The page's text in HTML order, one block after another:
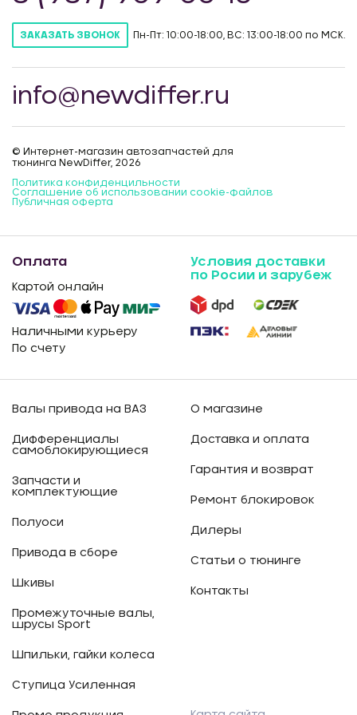
ЗАКАЗАТЬ ЗВОНОК Пн-Пт: 10:00-18:00, ВС: 13:00-18:00 по МСК.
info@newdiffer.ru
© Интернет-магазин автозапчастей для
тюнинга NewDiffer, 2026
Политика конфиденцильности
Соглашение об использовании cookie-файлов
Публичная оферта
Оплата
Картой онлайн
Наличными курьеру
По счету
Условия доставки
по Росии и зарубеж
Валы привода на ВАЗ
Дифференциалы
самоблокирующиеся
Запчасти и
комплектующие
Полуоси
Привода в сборе
Шкивы
Промежуточные валы,
шрусы Sport
Шпильки, гайки колеса
Ступица Усиленная
О магазине
Доставка и оплата
Гарантия и возврат
Ремонт блокировок
Дилеры
Статьи о тюнинге
Контакты